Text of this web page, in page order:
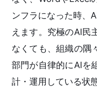
ンフラになった時、
えます。究極のAI民
なくても、組織の隅
部門が自律的にAIを
計・運用している状